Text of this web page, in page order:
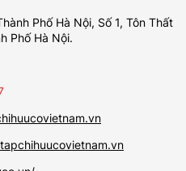
Phố Hà Nội, Số 1, Tôn Thất
Phố Hà Nội.